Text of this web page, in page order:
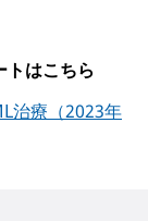
トはこちら
治療（2023年